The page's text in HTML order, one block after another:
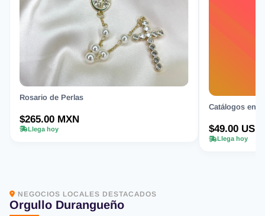
Rosario de Perlas
$265.00 MXN
Llega hoy
Catálogos en
$49.00 USD
Llega hoy
NEGOCIOS LOCALES DESTACADOS
Orgullo Durangueño